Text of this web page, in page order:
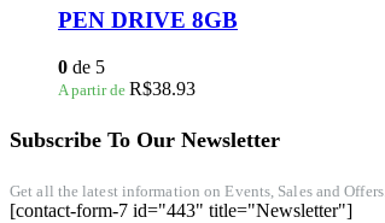
variantes.
podem
ser
na
do
produto
PEN DRIVE 8GB
0 de 5
A partir de R$38.93
Subscribe To Our Newsletter
Get all the latest information on Events, Sales and Offers.
[contact-form-7 id="443" title="Newsletter"]